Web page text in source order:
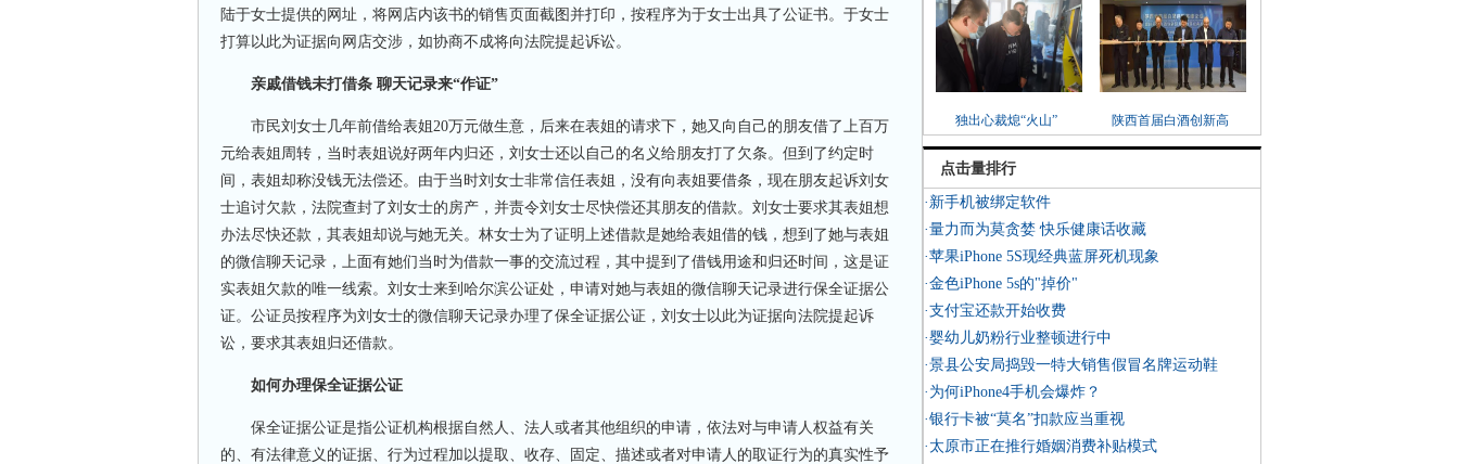
陆于女士提供的网址，将网店内该书的销售页面截图并打印，按程序为于女士出具了公证书。于女士
打算以此为证据向网店交涉，如协商不成将向法院提起诉讼。
亲戚借钱未打借条 聊天记录来“作证”
市民刘女士几年前借给表姐20万元做生意，后来在表姐的请求下，她又向自己的朋友借了上百万
元给表姐周转，当时表姐说好两年内归还，刘女士还以自己的名义给朋友打了欠条。但到了约定时
间，表姐却称没钱无法偿还。由于当时刘女士非常信任表姐，没有向表姐要借条，现在朋友起诉刘女
士追讨欠款，法院查封了刘女士的房产，并责令刘女士尽快偿还其朋友的借款。刘女士要求其表姐想
办法尽快还款，其表姐却说与她无关。林女士为了证明上述借款是她给表姐借的钱，想到了她与表姐
的微信聊天记录，上面有她们当时为借款一事的交流过程，其中提到了借钱用途和归还时间，这是证
实表姐欠款的唯一线索。刘女士来到哈尔滨公证处，申请对她与表姐的微信聊天记录进行保全证据公
证。公证员按程序为刘女士的微信聊天记录办理了保全证据公证，刘女士以此为证据向法院提起诉
讼，要求其表姐归还借款。
如何办理保全证据公证
保全证据公证是指公证机构根据自然人、法人或者其他组织的申请，依法对与申请人权益有关
的、有法律意义的证据、行为过程加以提取、收存、固定、描述或者对申请人的取证行为的真实性予
独出心裁熄“火山” 陕西首届白酒创新高
点击量排行
·新手机被绑定软件
·量力而为莫贪婪 快乐健康话收藏
·苹果iPhone 5S现经典蓝屏死机现象
·金色iPhone 5s的"掉价"
·支付宝还款开始收费
·婴幼儿奶粉行业整顿进行中
·景县公安局捣毁一特大销售假冒名牌运动鞋
·为何iPhone4手机会爆炸？
·银行卡被“莫名”扣款应当重视
·太原市正在推行婚姻消费补贴模式